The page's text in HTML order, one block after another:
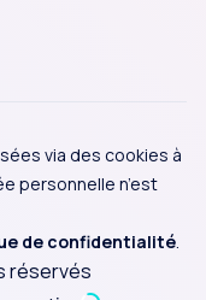
via des cookies à
personnelle n’est
de confidentialité.
réservés